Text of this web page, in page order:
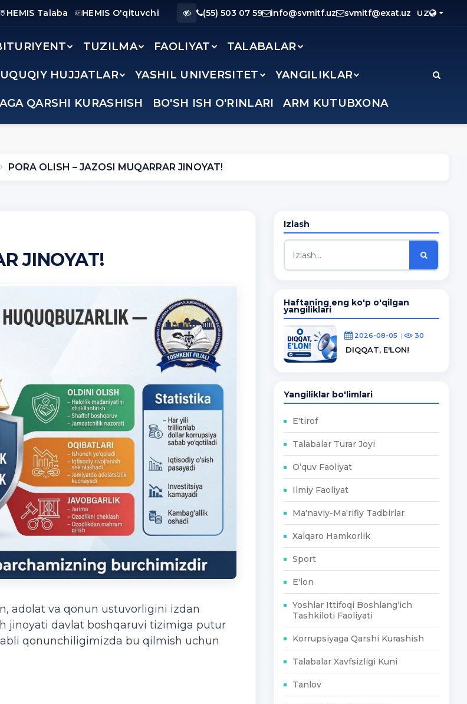
HEMIS Talaba HEMIS O'qituvchi (55) 503 07 59 info@svmitf.uz svmitf@exat.uz UZ
TUZILMA FAOLIYAT TALABALAR
HUJJATLAR YASHIL UNIVERSITET YANGILIKLAR
QARSHI KURASHISH BO'SH ISH O'RINLARI ARM KUTUBXONA
PORA OLISH – JAZOSI MUQARRAR JINOYAT!
JINOYAT!
adolat va qonun ustuvorligini izdan
jinoyati davlat boshqaruvi tizimiga putur
qonunchiligimizda bu qilmish uchun
Izlash
Haftaning eng ko'p o'qilgan
yangiliklari
2026-08-05 30
DIQQAT, E'LON!
Yangiliklar bo'limlari
E'tirof
Talabalar Turar Joyi
O‘quv Faoliyat
Ilmiy Faoliyat
Ma'naviy-Ma'rifiy Tadbirlar
Xalqaro Hamkorlik
Sport
E'lon
Yoshlar Ittifoqi Boshlang‘ich
Tashkiloti Faoliyati
Korrupsiyaga Qarshi Kurashish
Talabalar Xavfsizligi Kuni
Tanlov